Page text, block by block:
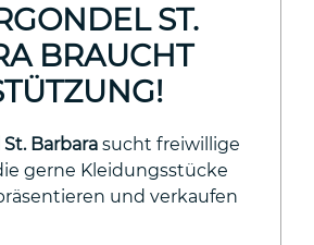
ST.
BRAUCHT
Barbara sucht freiwillige
gerne Kleidungsstücke
und verkaufen